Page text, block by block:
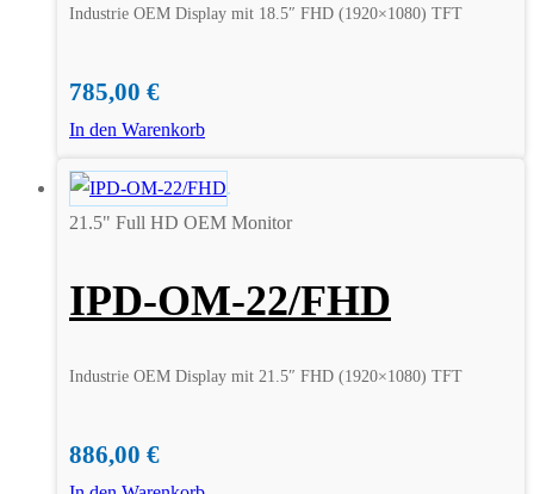
Industrie OEM Display mit 18.5″ FHD (1920×1080) TFT
785,00 €
In den Warenkorb
21.5" Full HD OEM Monitor
IPD-OM-22/FHD
Industrie OEM Display mit 21.5″ FHD (1920×1080) TFT
886,00 €